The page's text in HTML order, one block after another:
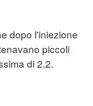
dopo l'iniezione
piccoli
di 2.2.